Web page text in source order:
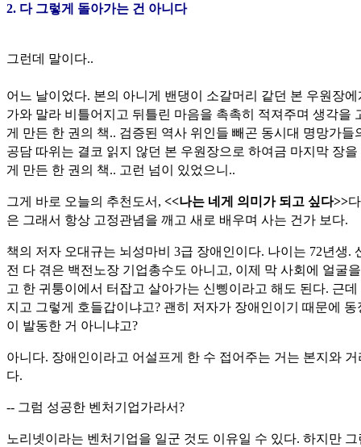
2. 다 그렇게 돌아가는 건 아니다
그런데 말이다..
어느 날이었다. 본의 아니게 밴댕이 소갈머리 같던 본 우원장에
가와 말라 비틀어지고 뒤틀린 마음을 촉촉히 적져주며 생각을
게 만든 한 권의 책.. 검증된 역사 위인들 빼곤 동시대 명망가들
공담 따위는 결코 읽지 않던 본 우원장으로 하여금 마지막 장을
게 만든 한 권의 책.. 고런 넘이 있었으니..
그게 바로 오늘의 추천도서, <<나는 네게 의미가 되고 싶다>>
은 그래서 항상 고정관념을 깨고 새로 배우며 사는 건가 보다.
책의 저자 오대규는 뇌성마비 3급 장애인이다. 나이는 72년생.
전 다 겪은 백전노장 기업총수도 아니고, 이제 막 사회에 얼굴
고 한 귀퉁이에서 터잡고 살아가는 신삥이라고 해도 된다. 근데
지고 그렇게 호들갑이냐고? 괜히 저자가 장애인이기 때문에 동
이 발동한 거 아니냐고?
아니다. 장애인이라고 어설프게 한 수 접어주는 거는 본지와 거
다.
-- 그럼 성공한 벤처기업가라서?
노리넷이라는 벤처기업을 일군 것도 이유일 수 있다. 하지만 그